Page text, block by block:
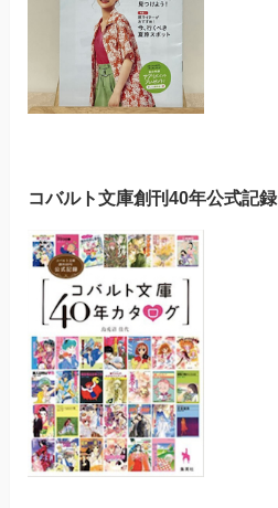
コバルト文庫創刊40年公式記録